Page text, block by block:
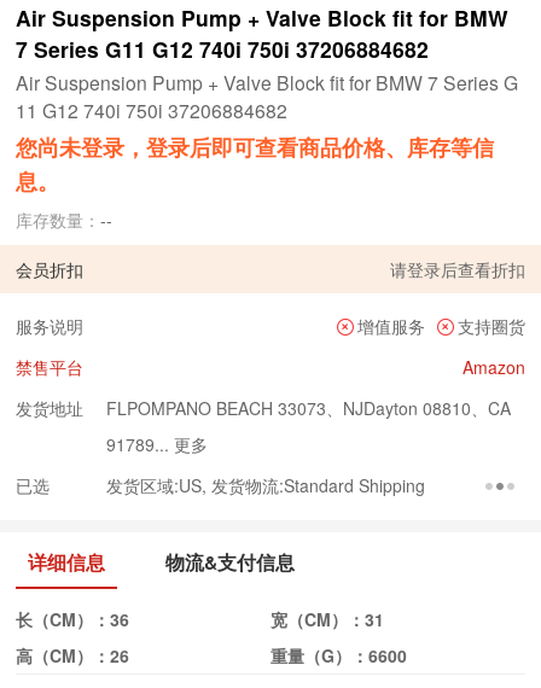
Air Suspension Pump + Valve Block fit for BMW
7 Series G11 G12 740i 750i 37206884682
Air Suspension Pump + Valve Block fit for BMW 7 Series G
11 G12 740i 750i 37206884682
您尚未登录，登录后即可查看商品价格、库存等信
息。
库存数量：--
会员折扣 请登录后查看折扣
服务说明 增值服务
支持圈货
禁售平台
Amazon
发货地址
FLPOMPANO BEACH 33073、NJDayton 08810、CA
91789... 更多
已选
发货区域:US, 发货物流:Standard Shipping
详细信息 物流&支付信息
长（CM）：36 宽（CM）： 31
高（CM）：26 重量（G）： 6600